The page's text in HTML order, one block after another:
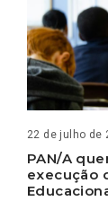
22 de julho de
PAN/A
execução